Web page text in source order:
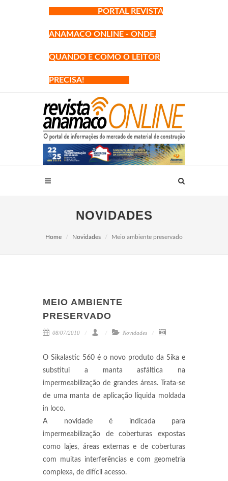
PORTAL REVISTA
ANAMACO ONLINE - ONDE,
QUANDO E COMO O LEITOR
PRECISA!
NOVIDADES
Home Novidades Meio ambiente preservado
MEIO AMBIENTE
PRESERVADO
08/07/2010 Novidades
O Sikalastic 560 é o novo produto da Sika e
substitui a manta asfáltica na
impermeabilização de grandes áreas. Trata-se
de uma manta de aplicação líquida moldada
in loco.
A novidade é indicada para
impermeabilização de coberturas expostas
como lajes, áreas externas e de coberturas
com muitas interferências e com geometria
complexa, de difícil acesso.